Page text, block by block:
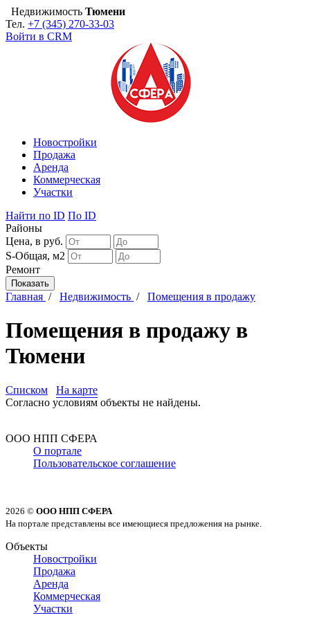
Недвижимость Тюмени
Тел. +7 (345) 270-33-03
Войти в CRM
Новостройки
Продажа
Аренда
Коммерческая
Участки
Найти по ID По ID
Районы
Цена, в руб.
S-Общая, м2
Ремонт
Главная / Недвижимость / Помещения в продажу
Помещения в продажу в
Тюмени
Списком
На карте
Согласно условиям объекты не найдены.
ООО НПП СФЕРА
О портале
Пользовательское соглашение
2026 © ООО НПП СФЕРА
На портале представлены все имеющиеся предложения на рынке.
Объекты
Новостройки
Продажа
Аренда
Коммерческая
Участки